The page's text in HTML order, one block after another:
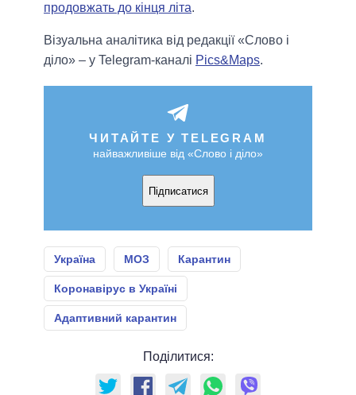
продовжать до кінця літа.
Візуальна аналітика від редакції «Слово і
діло» – у Telegram-каналі Pics&Maps.
ЧИТАЙТЕ У TELEGRAM
найважливіше від «Слово і діло»
Підписатися
Україна МОЗ Карантин
Коронавірус в Україні
Адаптивний карантин
Поділитися: